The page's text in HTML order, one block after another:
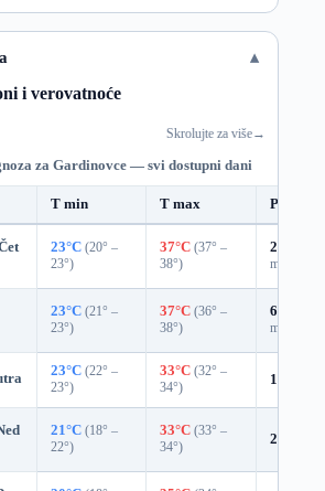
i verovatnoće
Skrolujte za više→
za Gardinovce — svi dostupni dani
T min T max
23°C (20° –
23°)
37°C (37° –
38°)
29%
mm)
23°C (21° –
23°)
37°C (36° –
38°)
62%
mm)
23°C (22° –
23°)
33°C (32° –
34°)
10%
21°C (18° –
22°)
33°C (33° –
34°)
2%